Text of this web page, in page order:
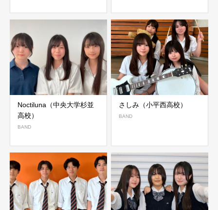
Noctiluna（中央大学杉並
高校）
BAND
さしみ（小平西高校）
BAND